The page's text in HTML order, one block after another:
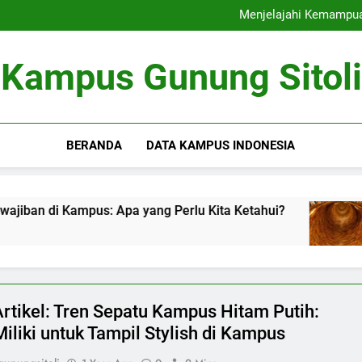
Menjelajahi
Sumbangan Alumni
Menjelajahi
Sumbangan Alumni
Kampus Gunung Sitoli
BERANDA DATA KAMPUS INDONESIA
Apa yang Perlu Kita Ketahui? Title:
2 Years
Tren Sepatu Kampus Hitam Putih:
untuk Tampil Stylish di Kampus